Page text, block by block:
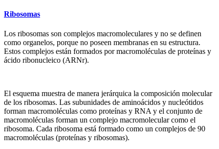
Ribosomas
Los ribosomas son complejos macromoleculares y no se definen
como organelos, porque no poseen membranas en su estructura.
Estos complejos están formados por macromoléculas de proteínas y
ácido ribonucleico (ARNr).
El esquema muestra de manera jerárquica la composición molecular
de los ribosomas. Las subunidades de aminoácidos y nucleótidos
forman macromoléculas como proteínas y RNA y el conjunto de
macromoléculas forman un complejo macromolecular como el
ribosoma. Cada ribosoma está formado como un complejos de 90
macromoléculas (proteínas y ribosomas).